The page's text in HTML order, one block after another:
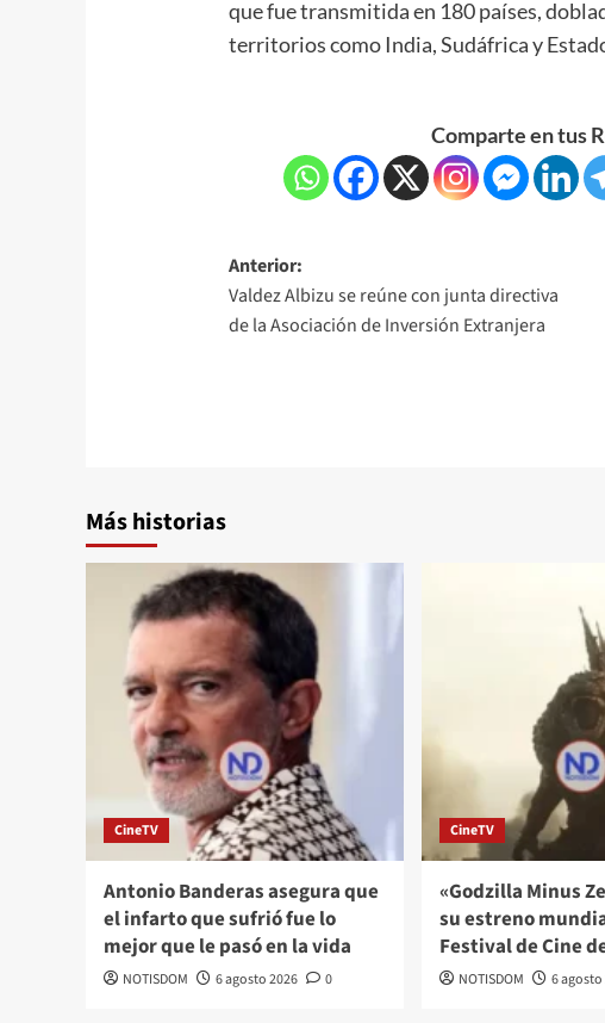
que fue transmitida en 180 países,
territorios como India, Sudáfrica y
Comparte en tus
Anterior:
Valdez Albizu se reúne con junta directiva
de la Asociación de Inversión Extranjera
Más historias
CineTV
Antonio Banderas asegura que
el infarto que sufrió fue lo
mejor que le pasó en la vida
NOTISDOM 6 agosto 2026 0
CineTV
«Godzilla Minus
su estreno
Festival de Cine
NOTISDOM 6